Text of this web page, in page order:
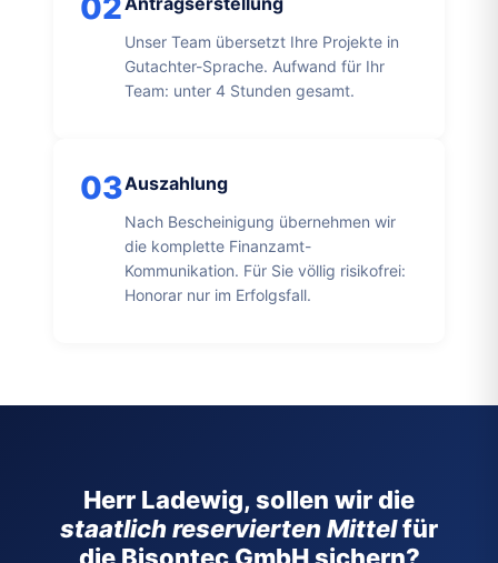
02
Unser Team übersetzt Ihre Projekte in
Gutachter-Sprache. Aufwand für Ihr
Team: unter 4 Stunden gesamt.
03Auszahlung
Nach Bescheinigung übernehmen wir
die komplette Finanzamt-
Kommunikation. Für Sie völlig risikofrei:
Honorar nur im Erfolgsfall.
Herr Ladewig, sollen wir die
staatlich reservierten Mittelfür